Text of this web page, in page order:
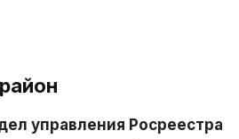
управления Росреестра